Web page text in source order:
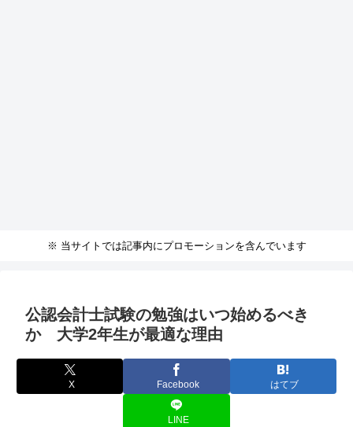
※ 当サイトでは記事内にプロモーションを含んでいます
公認会計士試験の勉強はいつ始めるべき
か 大学2年生が最適な理由
X Facebook はてブ
LINE